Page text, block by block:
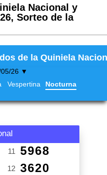
Nacional y
Sorteo de la
de la Quiniela
05/26 ▼
Vespertina Nocturna
11 5968
12 3620